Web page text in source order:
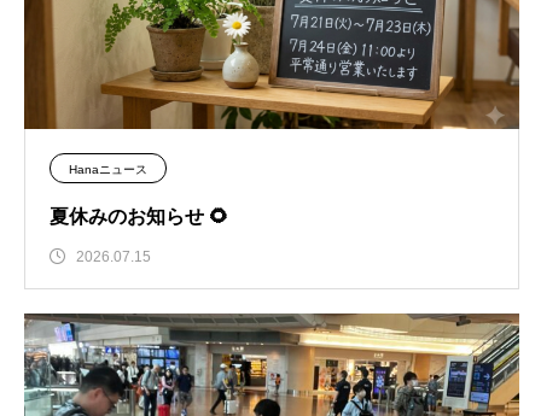
Hanaニュース
夏休みのお知らせ 🌻
2026.07.15